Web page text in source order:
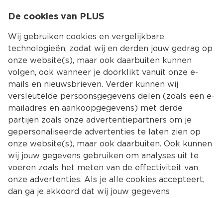
Kies jouw
De cookies van PLUS
Wij gebruiken cookies en vergelijkbare
technologieën, zodat wij en derden jouw gedrag op
onze website(s), maar ook daarbuiten kunnen
volgen, ook wanneer je doorklikt vanuit onze e-
mails en nieuwsbrieven. Verder kunnen wij
versleutelde persoonsgegevens delen (zoals een e-
mailadres en aankoopgegevens) met derde
partijen zoals onze advertentiepartners om je
gepersonaliseerde advertenties te laten zien op
onze website(s), maar ook daarbuiten. Ook kunnen
wij jouw gegevens gebruiken om analyses uit te
voeren zoals het meten van de effectiviteit van
onze advertenties. Als je alle cookies accepteert,
dan ga je akkoord dat wij jouw gegevens